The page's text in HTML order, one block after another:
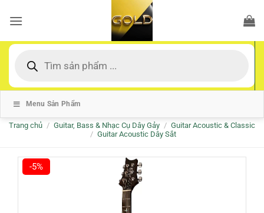
qua
dung
kiếm
Menu Sản Phẩm
Trang chủ / Guitar, Bass & Nhạc Cụ Dây Gảy / Guitar Acoustic & Classic
/ Guitar Acoustic Dây Sắt
-5%